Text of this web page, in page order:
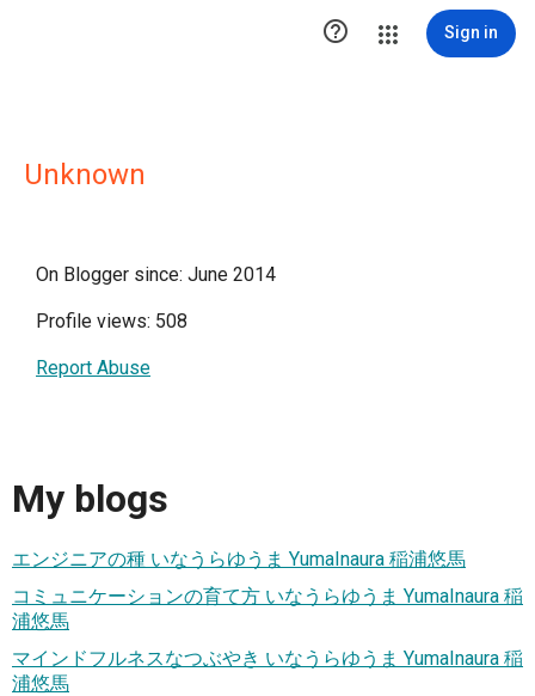
 Sign in
Unknown
On Blogger since: June 2014
Profile views: 508
Report Abuse
My blogs
エンジニアの種 いなうらゆうま YumaInaura 稲浦悠馬
コミュニケーションの育て方 いなうらゆうま YumaInaura 稲
浦悠馬
マインドフルネスなつぶやき いなうらゆうま YumaInaura 稲
浦悠馬